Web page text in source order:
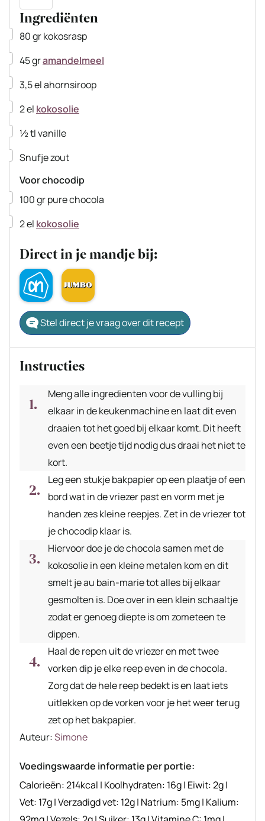
Ingrediënten
▢
80grkokosrasp
▢
45gramandelmeel
▢
3,5elahornsiroop
▢
2el kokosolie
▢
½tlvanille
▢
Snufje zout
Voor chocodip
▢
100grpure chocola
▢
2el kokosolie
Direct in je mandje bij:
Stel direct je vraag over dit recept
Instructies
Meng alle ingredienten voor de vulling bij
elkaar in de keukenmachine en laat dit even
draaien tot het goed bij elkaar komt. Dit heeft
even een beetje tijd nodig dus draai het niet te
kort.
Leg een stukje bakpapier op een plaatje of een
bord wat in de vriezer past en vorm met je
handen zes kleine reepjes. Zet in de vriezer tot
je chocodip klaar is.
Hiervoor doe je de chocola samen met de
kokosolie in een kleine metalen kom en dit
smelt je au bain-marie tot alles bij elkaar
gesmolten is. Doe over in een klein schaaltje
zodat er genoeg diepte is om zometeen te
dippen.
Haal de repen uit de vriezer en met twee
vorken dip je elke reep even in de chocola.
Zorg dat de hele reep bedekt is en laat iets
uitlekken op de vorken voor je het weer terug
zet op het bakpapier.
Auteur
Auteur:Simone
Voedingswaarde informatie per portie:
Calorieën:214kcal | Koolhydraten: 16g| Eiwit:2g|
Vet: 17g|Verzadigd vet: 12g| Natrium: 5mg| Kalium: